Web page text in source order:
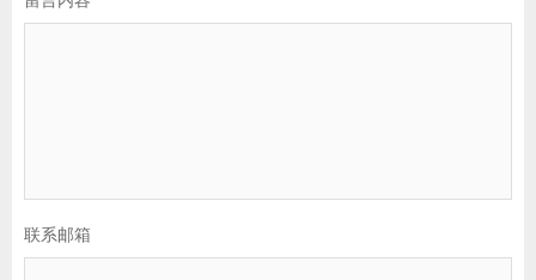
联系邮箱